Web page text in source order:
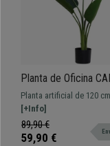
Planta de Oficina
Altura 120 cm,
Artificial con Maceta
Madera Incluida
Planta artificial de 120
altura, dale un toque de
tu lugar de trabajo. Ideal
oficina y despachos.
[+Info]
89,90 €
59,90 €